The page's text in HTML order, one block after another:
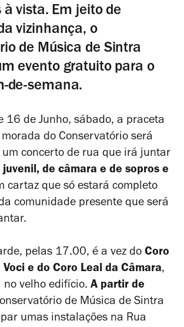
vista. Em jeito de
vizinhança, o
de Música de Sintra
evento gratuito para o
de-semana.
16 de Junho, sábado, a praceta
do Conservatório será
concerto de rua que irá juntar
de câmara e de sopros e
cartaz que só estará completo
comunidade presente que será
pelas 17.00, é a vez do Coro
e do Coro Leal da Câmara,
velho edifício. A partir de
de Música de Sintra
umas instalações na Rua